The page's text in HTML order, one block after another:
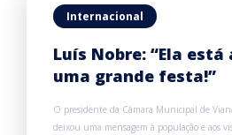
Internacional
Luís Nobre: “Ela
uma grande festa!”
O presidente da Câmara Municipal de
deixou uma mensagem à população e aos